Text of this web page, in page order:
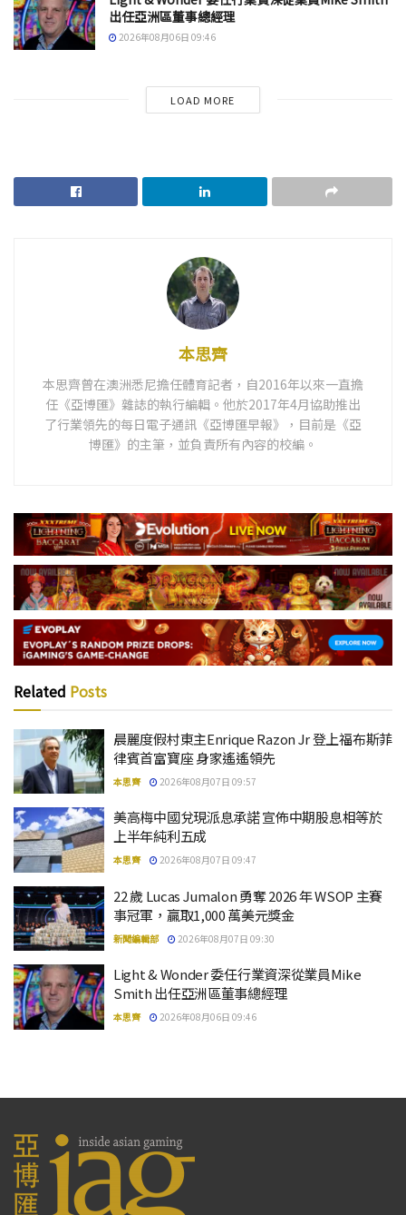
出任亞洲區董事總經理
2026年08月06日 09:46
LOAD MORE
本思齊
本思齊曾在澳洲悉尼擔任體育記者，自2016年以來一直擔
任《亞博匯》雜誌的執行編輯。他於2017年4月協助推出
了行業領先的每日電子通訊《亞博匯早報》，目前是《亞
博匯》的主筆，並負責所有內容的校編。
Related Posts
晨麗度假村東主Enrique Razon Jr 登上福布斯菲
律賓首富寶座 身家遙遙領先
本思齊 2026年08月07日 09:57
美高梅中國兌現派息承諾 宣佈中期股息相等於
上半年純利五成
本思齊 2026年08月07日 09:47
22 歲 Lucas Jumalon 勇奪 2026 年 WSOP 主賽
事冠軍，贏取1,000 萬美元獎金
新聞編輯部 2026年08月07日 09:30
Light & Wonder 委任行業資深從業員Mike
Smith 出任亞洲區董事總經理
本思齊 2026年08月06日 09:46